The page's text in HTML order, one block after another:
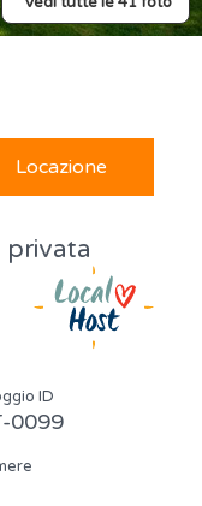
Locazione
privata
ID
0099